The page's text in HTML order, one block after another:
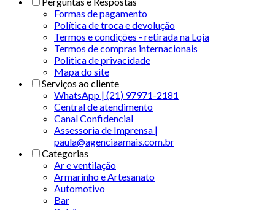
Formas de pagamento
Política de troca e devolução
Termos e condições - retirada na Loja
Termos de compras internacionais
Politica de privacidade
Mapa do site
Serviços ao cliente
WhatsApp | (21) 97971-2181
Central de atendimento
Canal Confidencial
Assessoria de Imprensa |
paula@agenciaamais.com.br
Categorias
Ar e ventilação
Armarinho e Artesanato
Automotivo
Bar